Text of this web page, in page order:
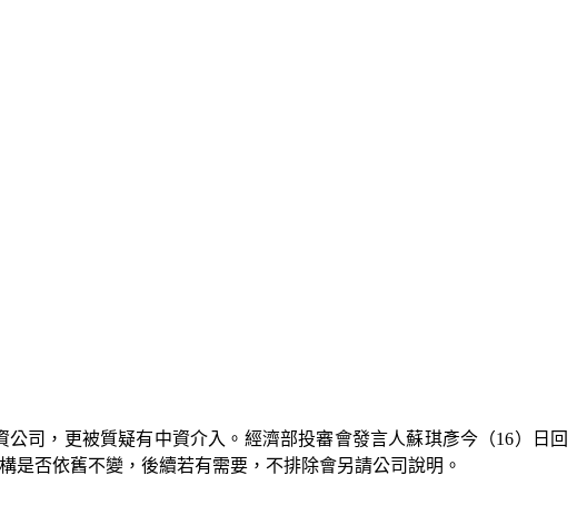
司，更被質疑有中資介入。經濟部投審會發言人蘇琪彥今（16）日回
否依舊不變，後續若有需要，不排除會另請公司說明。